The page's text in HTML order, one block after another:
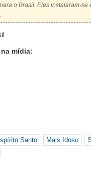
o Brasil. Eles instalaram-
mídia:
Santo Mais Idoso